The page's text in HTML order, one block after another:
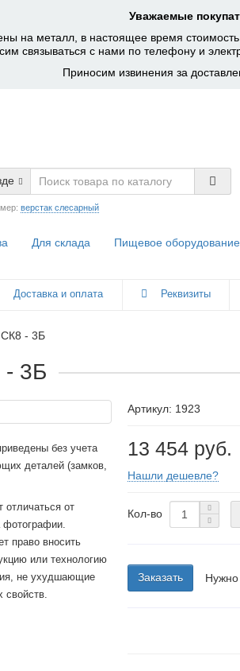
Уважаемые
на металл, в настоящее время
связываться с нами по телефону и
Приносим извинения за
верстак слесарный
Для склада Пищевое оборудование
Доставка и оплата Реквизиты
- 3Б
- 3Б
без учета
деталей (замков,
отличаться от
фотографии.
право вносить
или технологию
не ухудшающие
свойств.
Артикул: 1923
13 454 руб.
Нашли дешевле?
Кол-во
Заказать Нужно